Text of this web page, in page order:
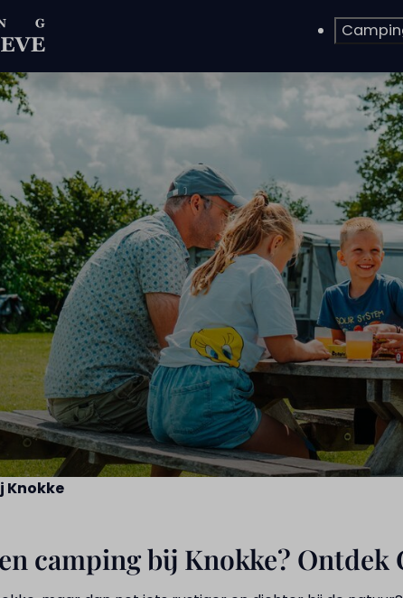
Knokke
camping bij Knokke?